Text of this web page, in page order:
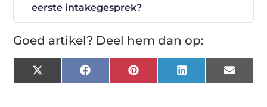
eerste intakegesprek?
Goed artikel? Deel hem dan op:
X
(Twitter)
FacebookPinterest LinkedIn Email